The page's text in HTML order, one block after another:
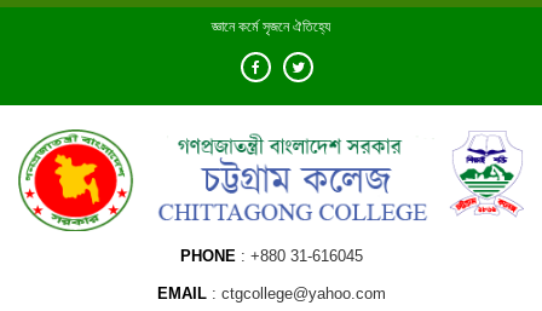
Skip
জ্ঞানে কর্মে সৃজনে ঐতিহ্যে
PHONE +880 31-616045
EMAIL ctgcollege@yahoo.com